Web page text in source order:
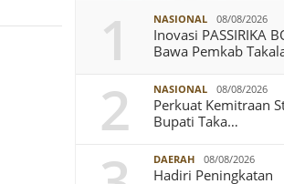
1 NASIONAL 08/08/2026
Inovasi PASSIRIKA
Bawa Pemkab
2 NASIONAL 08/08/2026
Perkuat Kemitraan
Bupati Taka…
DAERAH 08/08/2026
Hadiri Peningkatan